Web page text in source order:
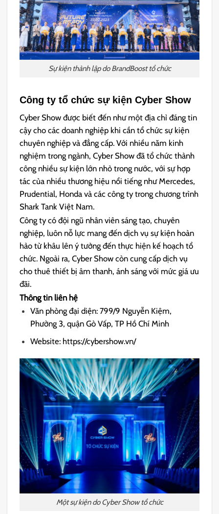
Sự kiện thành lập do BrandBoost tổ chức
Công ty tổ chức sự kiện Cyber Show
Cyber Show được biết đến như một địa chỉ đáng tin
cậy cho các doanh nghiệp khi cần tổ chức sự kiện
chuyên nghiệp và đẳng cấp. Với nhiều năm kinh
nghiệm trong ngành, Cyber Show đã tổ chức thành
công nhiều sự kiện lớn nhỏ trong nước, với sự hợp
tác của nhiều thương hiệu nổi tiếng như Mercedes,
Prudential, Honda và các công ty trong chương trình
Shark Tank Việt Nam.
Công ty có đội ngũ nhân viên sáng tạo, chuyên
nghiệp, luôn nỗ lực mang đến dịch vụ sự kiện hoàn
hảo từ khâu lên ý tưởng đến thực hiện kế hoạch tổ
chức. Ngoài ra, Cyber Show còn cung cấp dịch vụ
cho thuê thiết bị âm thanh, ánh sáng với mức giá ưu
đãi.
Thông tin liên hệ
Văn phòng đại diện: 799/9 Nguyễn Kiệm,
Phường 3, quận Gò Vấp, TP Hồ Chí Minh
Website: https://cybershow.vn/
Một sự kiện do Cyber Show tổ chức